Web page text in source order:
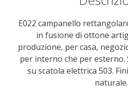
E022 campanello
in fusione di ottone
produzione, per casa,
per interno che per esterno.
su scatola elettrica 503.
naturale.